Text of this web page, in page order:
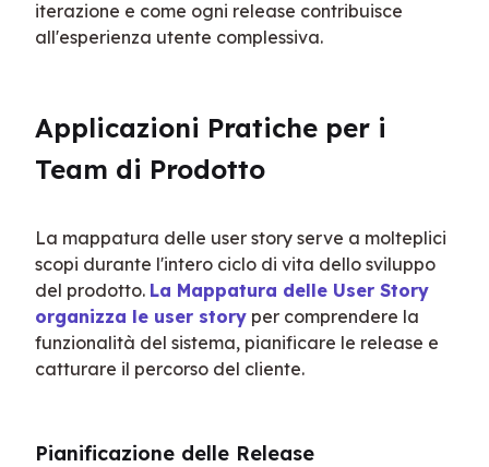
iterazione e come ogni release contribuisce
all'esperienza utente complessiva.
Applicazioni Pratiche per i
Team di Prodotto
La mappatura delle user story serve a molteplici
scopi durante l'intero ciclo di vita dello sviluppo
del prodotto. La Mappatura delle User Story
organizza le user story per comprendere la
funzionalità del sistema, pianificare le release e
catturare il percorso del cliente.
Pianificazione delle Release